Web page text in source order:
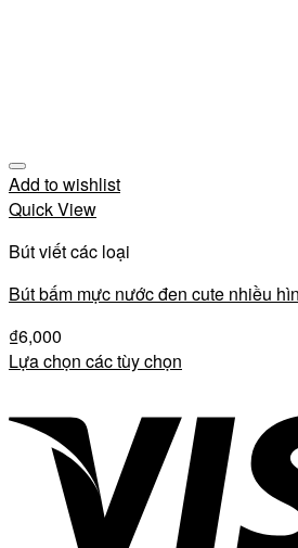
Add to wishlist
Quick View
Bút viết các loại
Bút bấm mực nước đen cute nhiều
₫6,000
Lựa chọn các tùy chọn